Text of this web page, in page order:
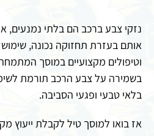
נזקי צבע ברכב הם בלתי נמנעים,
אותם בעזרת תחזוקה נכונה,
וטיפולים מקצועיים במוסך
בשמירה על צבע הרכב תורמת
בלאי טבעי ופגעי הסביבה.
אז בואו למוסך טיל לקבלת ייעוץ